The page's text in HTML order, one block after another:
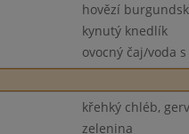
hovězí
kynutý knedlík
ovocný čaj/voda
křehký chléb,
zelenina